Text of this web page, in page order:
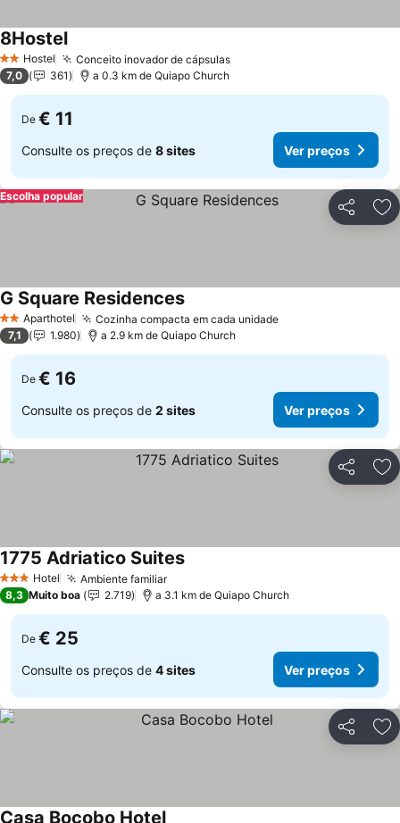
2 Estrelas
Hostel Conceito inovador de cápsulas
8Hostel
7,0 361 a 0.3 km de Quiapo Church
De € 11
Consulte os preços de 8 sites Ver preços
Partilhar
Escolha popular
2 EstrelasAparthotel Cozinha compacta em cada unidade
G Square Residences
7,1 1.980 a 2.9 km de Quiapo Church
De € 16
Consulte os preços de 2 sites Ver preços
Partilhar
3 EstrelasHotel Ambiente familiar
1775 Adriatico Suites
8,3 Muito boa 2.719 a 3.1 km de Quiapo Church
De € 25
Consulte os preços de 4 sites Ver preços
Partilhar
Casa Bocobo Hotel